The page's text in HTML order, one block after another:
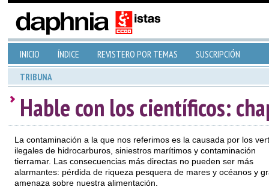
INICIO ÍNDICE REVISTERO POR TEMAS SUSCRIPCIÓN
TRIBUNA
Hable con los científicos:
La contaminación a la que nos referimos es la causada por los
ilegales de hidrocarburos, siniestros marítimos y contaminación
tierramar. Las consecuencias más directas no pueden ser más
alarmantes: pérdida de riqueza pesquera de mares y océanos y
amenaza sobre nuestra alimentación.